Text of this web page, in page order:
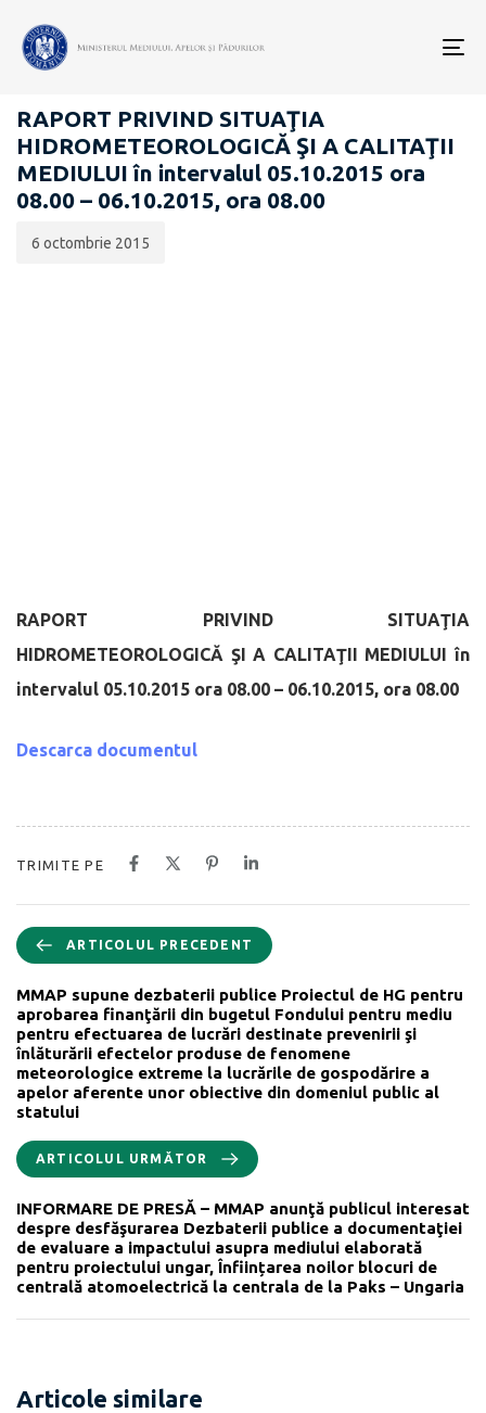
RAPOARTE ZILNICE STAREA MEDIULUI
RAPORT PRIVIND SITUAŢIA
HIDROMETEOROLOGICĂ ŞI A CALITAŢII
MEDIULUI în intervalul 05.10.2015 ora
08.00 – 06.10.2015, ora 08.00
publicării:
6 octombrie 2015
RAPORT PRIVIND SITUAŢIA
HIDROMETEOROLOGICĂ ŞI A CALITAŢII MEDIULUIîn
intervalul 05.10.2015 ora 08.00 – 06.10.2015, ora 08.00
Descarca documentul
TRIMITE PE
ARTICOLUL PRECEDENT
MMAP supune dezbaterii publice Proiectul de HG pentru
aprobarea finanţării din bugetul Fondului pentru mediu
pentru efectuarea de lucrări destinate prevenirii şi
înlăturării efectelor produse de fenomene
meteorologice extreme la lucrările de gospodărire a
apelor aferente unor obiective din domeniul public al
statului
ARTICOLUL URMĂTOR
INFORMARE DE PRESĂ – MMAP anunţă publicul interesat
despre desfăşurarea Dezbaterii publice a documentaţiei
de evaluare a impactului asupra mediului elaborată
pentru proiectului ungar, Înființarea noilor blocuri de
centrală atomoelectrică la centrala de la Paks – Ungaria
Articole similare